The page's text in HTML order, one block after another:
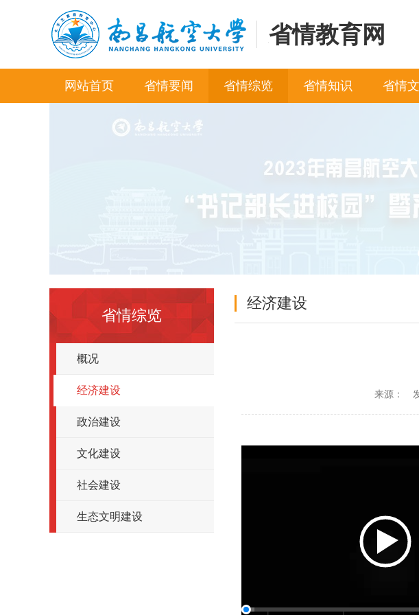
省情教育网
网站首页 省情要闻 省情综览 省情知识 省情
省情综览
概况
经济建设
政治建设
文化建设
社会建设
生态文明建设
经济建设
来源：